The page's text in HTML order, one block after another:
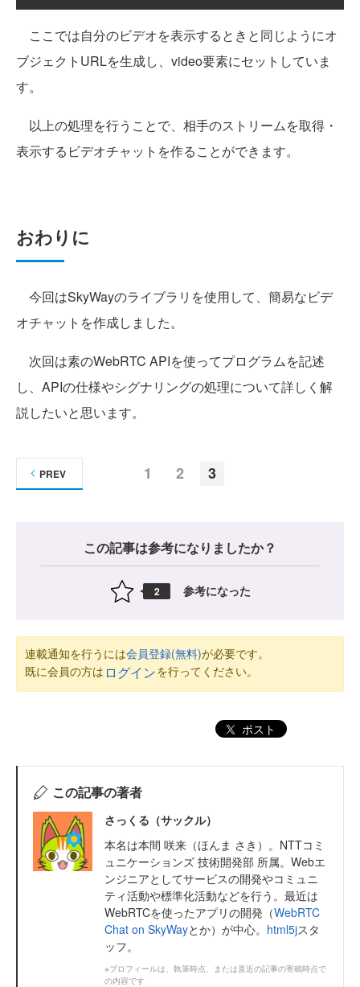
ここでは自分のビデオを表示するときと同じようにオ
ブジェクトURLを生成し、video要素にセットしていま
す。
以上の処理を行うことで、相手のストリームを取得・
表示するビデオチャットを作ることができます。
おわりに
今回はSkyWayのライブラリを使用して、簡易なビデ
オチャットを作成しました。
次回は素のWebRTC APIを使ってプログラムを記述
し、APIの仕様やシグナリングの処理について詳しく解
説したいと思います。
1 2 3
PREV
この記事は参考になりましたか？
2 参考になった
連載通知を行うには会員登録(無料)が必要です。
既に会員の方は ログインを行ってください。
ポスト
この記事の著者
さっくる（サックル）
本名は本間 咲来（ほんま さき）。NTTコミ
ュニケーションズ 技術開発部 所属。Webエ
ンジニアとしてサービスの開発やコミュニ
ティ活動や標準化活動などを行う。最近は
WebRTCを使ったアプリの開発（WebRTC
Chat on SkyWayとか）が中心。 html5jスタ
ッフ。
※プロフィールは、執筆時点、または直近の記事の寄稿時点で
の内容です